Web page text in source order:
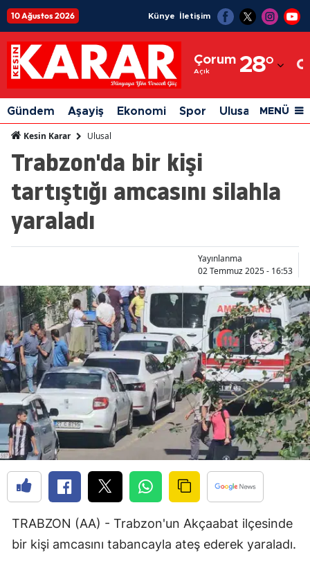
10 Ağustos 2026 Künye İletişim
Çorum
Açık 28°
Adıyaman
Afyonkarahisar
Ağrı
Ankara
Aydın
Balıkesir
Bilecik
Bingöl
Bitlis
Bolu
Burdur
Çanakkale
Çankırı
Çorum
Gündem Aşayiş Ekonomi Spor Ulusal Siyaset
MENÜ
Kesin Karar Ulusal
Trabzon'da bir kişi
tartıştığı amcasını silahla
yaraladı
Yayınlanma
02 Temmuz 2025 - 16:53
TRABZON (AA) - Trabzon'un Akçaabat ilçesinde
bir kişi amcasını tabancayla ateş ederek yaraladı.